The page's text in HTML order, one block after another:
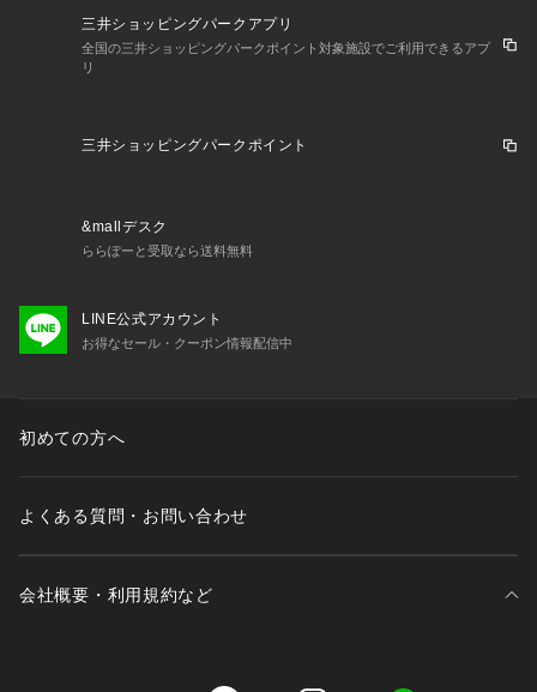
【仕様】
・ポケット数：横×2
ります。また、パソコン・スマートフォンなどの環境により、
若干製品と画像のカラーが異なる場合もございます。
三井ショッピングパークアプリ
全国の三井ショッピングパークポイント対象施設でご利用できるアプ
リ
三井ショッピングパークポイント
&mallデスク
ららぽーと受取なら送料無料
LINE公式アカウント
お得なセール・クーポン情報配信中
初めての方へ
よくある質問・お問い合わせ
会社概要・利用規約など